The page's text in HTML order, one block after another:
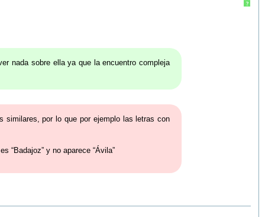
?
nada sobre ella ya que la encuentro compleja
similares, por lo que por ejemplo las letras con
“Badajoz” y no aparece “Ávila”